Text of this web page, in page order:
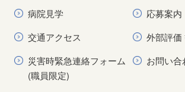
病院見学
応募案内
交通アクセス
外部評価
災害時緊急連絡フォーム
(職員限定)
お問い合